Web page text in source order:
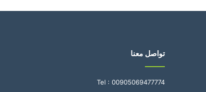
تواصل معنا
Tel : 00905069477774